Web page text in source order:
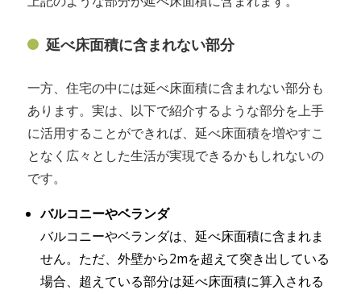
延べ床面積に含まれない部分
一方、住宅の中には延べ床面積に含まれない部分も
あります。実は、以下で紹介するような部分を上手
に活用することができれば、延べ床面積を増やすこ
となく広々とした生活が実現できるかもしれないの
です。
バルコニーやベランダ
バルコニーやベランダは、延べ床面積に含まれま
せん。ただ、外壁から2mを超えて突き出している
場合、超えている部分は延べ床面積に算入される